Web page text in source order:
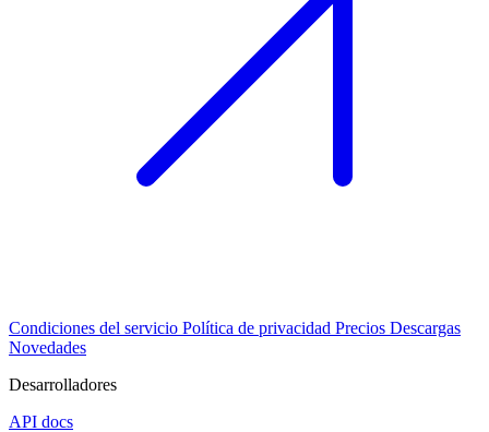
Condiciones del servicio Política de privacidad Precios Descargas
Novedades
Desarrolladores
API docs